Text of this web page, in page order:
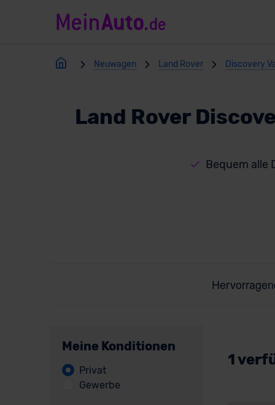
Neuwagen Land Rover Discovery
Land Rover
Bequem alle
Meine Konditionen
Privat
Gewerbe
1